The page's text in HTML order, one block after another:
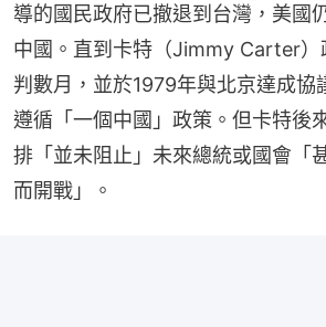
導的國民政府已撤退到台灣，美國
中國。直到卡特（Jimmy Carter）
判數月，並於1979年與北京達成協
遵循「一個中國」政策。但卡特後
排「並未阻止」未來總統或國會「
而開戰」。